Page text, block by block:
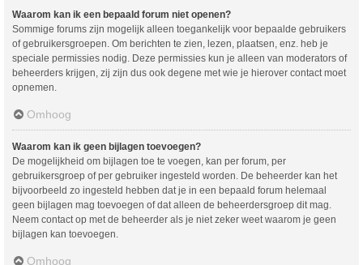
Waarom kan ik een bepaald forum niet openen?
Sommige forums zijn mogelijk alleen toegankelijk voor bepaalde gebruikers
of gebruikersgroepen. Om berichten te zien, lezen, plaatsen, enz. heb je
speciale permissies nodig. Deze permissies kun je alleen van moderators of
beheerders krijgen, zij zijn dus ook degene met wie je hierover contact moet
opnemen.
Omhoog
Waarom kan ik geen bijlagen toevoegen?
De mogelijkheid om bijlagen toe te voegen, kan per forum, per
gebruikersgroep of per gebruiker ingesteld worden. De beheerder kan het
bijvoorbeeld zo ingesteld hebben dat je in een bepaald forum helemaal
geen bijlagen mag toevoegen of dat alleen de beheerdersgroep dit mag.
Neem contact op met de beheerder als je niet zeker weet waarom je geen
bijlagen kan toevoegen.
Omhoog